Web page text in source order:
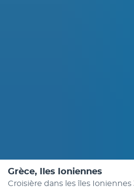
Grèce, Iles Ioniennes
Croisière dans les îles Ioniennes